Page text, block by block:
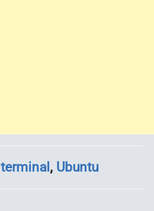
terminal, Ubuntu